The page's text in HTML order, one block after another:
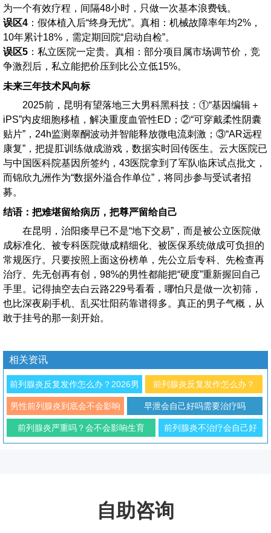
为一个有效疗程，间隔48小时，只做一次基本浪费钱。
误区4 ：假体植入后“终身无忧”。真相：机械故障率年均2%，
10年累计18%，需定期回院“启动自检”。
误区5 ：私立医院一定贵。真相：部分项目属市场调节价，竞
争激烈后，私立能把价压到比公立低15%。
未来三年技术风向标
2025前，昆明有望落地三大男科黑科技：①“基因编辑＋
iPS”内皮细胞移植，解决重度血管性ED；②“可穿戴柔性阴囊
贴片”，24h监测睾酮波动并智能释放微电流刺激；③“AR远程
康复”，把提肛训练做成游戏，数据实时回传医生。云大医院已
与中国医科院基因所签约，43医院拿到了军队临床试点批文，
而锦欣九洲作为“数据外溢合作单位”，将同步参与受试者招
募。
结语：把难堪留给病历，把尊严留给自己
在昆明，治阳痿早已不是“地下交易”，而是被公立医院做
成标准化、被专科医院做成精细化、被医保系统做成可负担的
常规医疗。只要按照上面这份榜单，先公立后专科、先检查再
治疗、先无创再有创，98%的男性都能把“硬度”重新握回自己
手里。记得抽空去白云路229号看看，哪怕只是做一次初筛，
也比深夜刷手机、乱买壮阳药靠谱得多。真正的男子气概，从
敢于挂号的那一刻开始。
相关资讯
前列腺炎反复发作怎么办？2026男
科专家解析治疗与预防方法
前列腺炎反复发作怎么办？
2026年男性科学防治与日常调
理指南
男性前列腺炎到底会不会影响
性功能
早泄会自己好吗需要治疗吗
前列腺炎严重吗？会不会影响生育
前列腺炎不治疗会自己好
吗？对生育有影响吗
自助咨询